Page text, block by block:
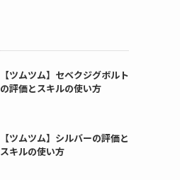
【ツムツム】セベクジグボルト
の評価とスキルの使い方
【ツムツム】シルバーの評価と
スキルの使い方